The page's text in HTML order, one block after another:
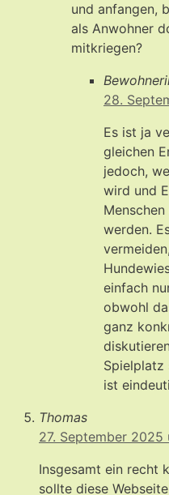
und anfangen,
als Anwohner
mitkriegen?
28.
Es ist ja
gleichen
jedoch,
wird und
werden.
einfach
obwohl
ganz
Spielplatz
ist
Thomas
27. September 2025
Insgesamt ein recht
sollte diese